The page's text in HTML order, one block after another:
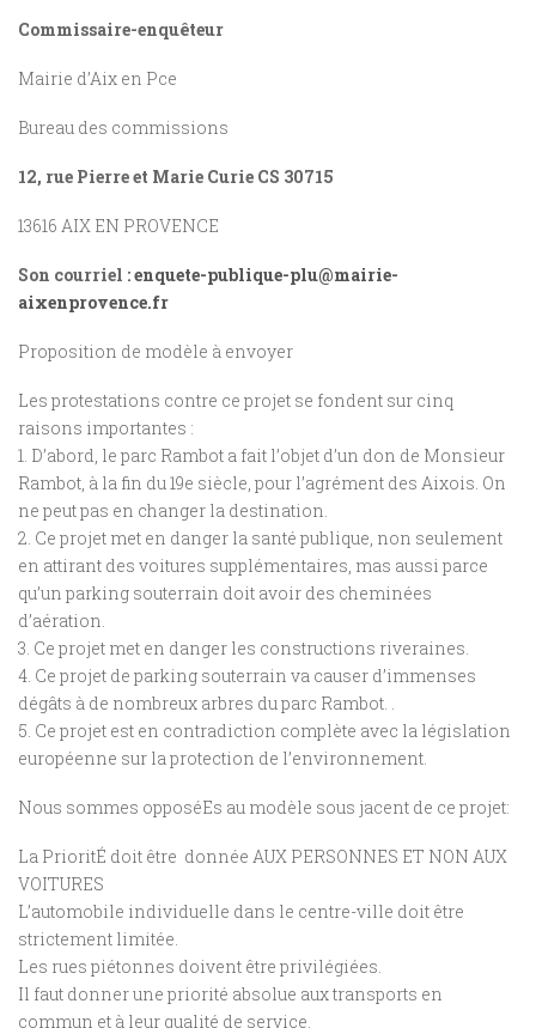
Commissaire-enquêteur
Mairie d’Aix en Pce
Bureau des commissions
12, rue Pierre et Marie Curie CS 30715
13616 AIX EN PROVENCE
Son courriel :enquete-publique-plu@mairie-
aixenprovence.fr
Proposition de modèle à envoyer
Les protestations contre ce projet se fondent sur cinq
raisons importantes :
1. D’abord, le parc Rambot a fait l’objet d’un don de Monsieur
Rambot, à la fin du 19e siècle, pour l’agrément des Aixois. On
ne peut pas en changer la destination.
2. Ce projet met en danger la santé publique, non seulement
en attirant des voitures supplémentaires, mas aussi parce
qu’un parking souterrain doit avoir des cheminées
d’aération.
3. Ce projet met en danger les constructions riveraines.
4. Ce projet de parking souterrain va causer d’immenses
dégâts à de nombreux arbres du parc Rambot. .
5. Ce projet est en contradiction complète avec la législation
européenne sur la protection de l’environnement.
Nous sommes opposéEs au modèle sous jacent de ce projet:
La PrioritÉ doit être donnée AUX PERSONNES ET NON AUX
VOITURES
L’automobile individuelle dans le centre-ville doit être
strictement limitée.
Les rues piétonnes doivent être privilégiées.
Il faut donner une priorité absolue aux transports en
commun et à leur qualité de service.